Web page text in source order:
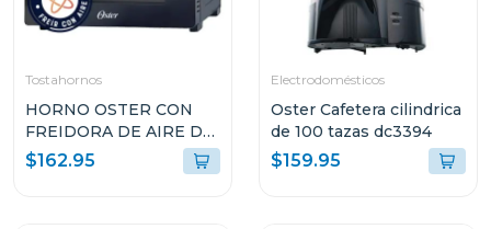
Tostahornos
HORNO OSTER CON
FREIDORA DE AIRE DE
22L CON
RECUBRIMIENTO
$162.95
Electrodomésticos
Oster Cafetera cilindrica
de 100 tazas dc3394
$159.95